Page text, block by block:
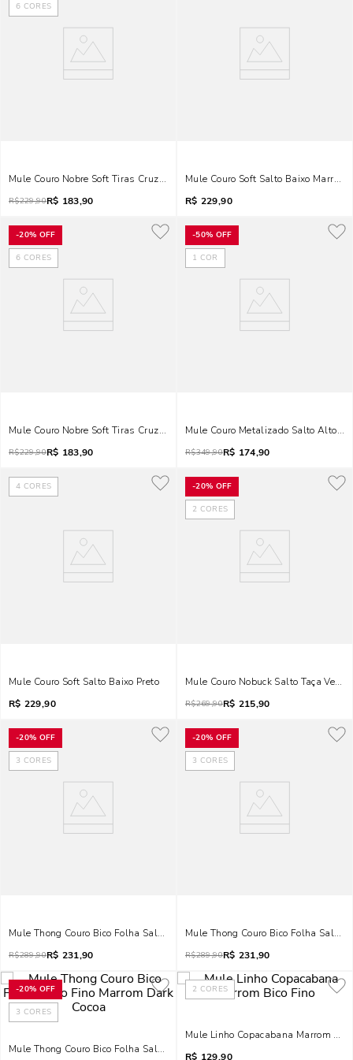
6 CORES
Mule Couro Nobre Soft Tiras Cruzadas Salto Taça Marrom Terracota
R$229,90R$ 183,90
Mule Couro Soft Salto Baixo Marrom
R$ 229,90
-20% OFF
6 CORES
Mule Couro Nobre Soft Tiras Cruzadas Salto Taça Preto
R$229,90R$ 183,90
-50% OFF
1 COR
Mule Couro Metalizado Salto Alto
R$349,90R$ 174,90
4 CORES
Mule Couro Soft Salto Baixo Preto
R$ 229,90
-20% OFF
2 CORES
Mule Couro Nobuck Salto Taça
R$269,90R$ 215,90
-20% OFF
3 CORES
Mule Thong Couro Bico Folha Salto Fino Preto
R$289,90R$ 231,90
-20% OFF
3 CORES
Mule Thong Couro Bico Folha Salto
R$289,90R$ 231,90
-20% OFF
3 CORES
Mule Thong Couro Bico Folha Salto Fino Marrom Dark Cocoa
2 CORES
Mule Linho Copacabana Marrom
R$ 129,90